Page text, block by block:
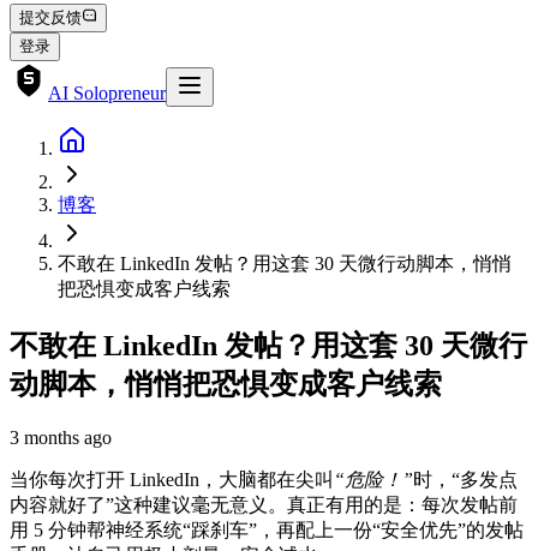
提交反馈
登录
AI Solopreneur
博客
不敢在 LinkedIn 发帖？用这套 30 天微行动脚本，悄悄
把恐惧变成客户线索
不敢在 LinkedIn 发帖？用这套 30 天微行
动脚本，悄悄把恐惧变成客户线索
3 months ago
当你每次打开 LinkedIn，大脑都在尖叫 “危险！”时，“多发点
内容就好了”这种建议毫无意义。真正有用的是：每次发帖前
用 5 分钟帮神经系统“踩刹车”，再配上一份“安全优先”的发帖